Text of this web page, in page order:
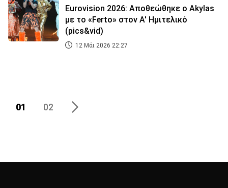
Eurovision 2026: Αποθεώθηκε ο Akylas
με το «Ferto» στον Α' Ημιτελικό
(pics&vid)
12 Μάι 2026 22:27
01 02